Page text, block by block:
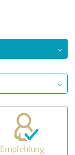
Empfehlung